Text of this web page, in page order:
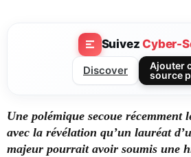
SuivezCyber-
Discover
Ajouter
source
Une polémique secoue récemment
avec la révélation qu’un lauréat
majeur pourrait avoir soumis une